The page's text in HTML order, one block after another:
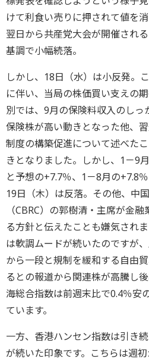
けて利食い売りに押されて値を
翌日から共産党大会が開催され
基調で小幅続落。
しかし、18日（水）は小反発。
に伴い、当局の株価買い支えの
別では、9月の保険料収入のしっ
保険株が高い動きとなった他、
制度の構築促進について述べた
きとなりました。しかし、1－9
と予想の+7.7％、1－8月の+7.8
19日（木）は反落。その他、中
（CBRC）の郭樹清・主席が金
る方針と伝えたことも嫌気され
は軟調ムードが続いたのですが
から一段と規制を緩和する自由
るとの報道から関連株が高騰し
海総合指数は前週末比で0.4％安
ています。
一方、香港ハンセン指数は引き
が続いた印象です。こちらは週